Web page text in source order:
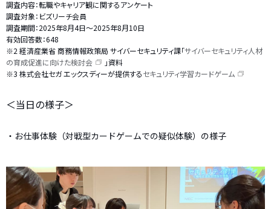
調査内容：転職やキャリア観に関するアンケート
調査対象：ビズリーチ会員
調査期間：2025年8月4日～2025年8月10日
有効回答数：648
※2 経済産業省 商務情報政策局 サイバーセキュリティ課「サイバーセキュリティ人材
の育成促進に向けた検討会
」資料
※3 株式会社セガ エックスディーが提供するセキュリティ学習カードゲーム
＜当日の様子＞
・お仕事体験（対戦型カードゲームでの疑似体験）の様子